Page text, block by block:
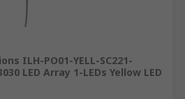
ILH-PO01-YELL-SC221-
LED Array 1-LEDs Yellow LED